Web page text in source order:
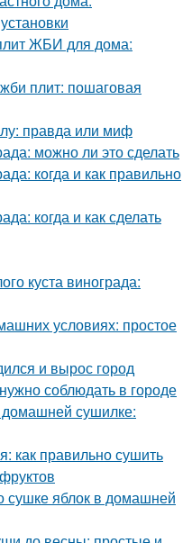
ЖБИ для дома:
плит: пошаговая
правда или миф
можно ли это сделать
когда и как правильно
когда и как сделать
куста винограда:
условиях: простое
и вырос город
соблюдать в городе
домашней сушилке:
как правильно сушить
сушке яблок в домашней